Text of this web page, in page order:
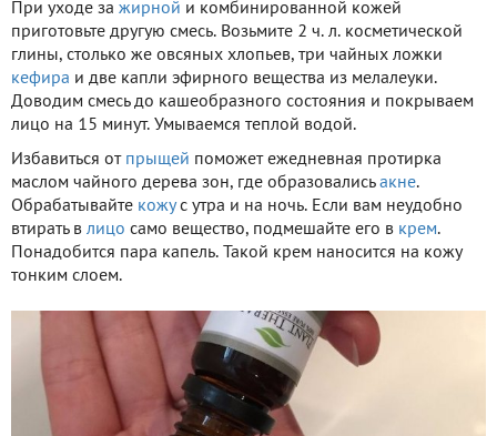
При уходе за жирной и комбинированной кожей
приготовьте другую смесь. Возьмите 2 ч. л. косметической
глины, столько же овсяных хлопьев, три чайных ложки
кефира и две капли эфирного вещества из мелалеуки.
Доводим смесь до кашеобразного состояния и покрываем
лицо на 15 минут. Умываемся теплой водой.
Избавиться от прыщей поможет ежедневная протирка
маслом чайного дерева зон, где образовались акне.
Обрабатывайте кожус утра и на ночь. Если вам неудобно
втирать в лицо само вещество, подмешайте его в крем.
Понадобится пара капель. Такой крем наносится на кожу
тонким слоем.